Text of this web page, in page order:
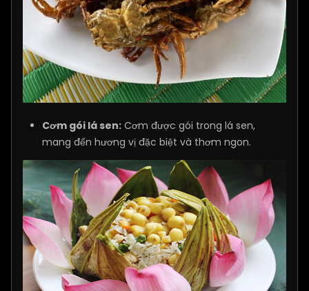
Cơm gói lá sen: Cơm được gói trong lá sen,
mang đến hương vị đặc biệt và thơm ngon.